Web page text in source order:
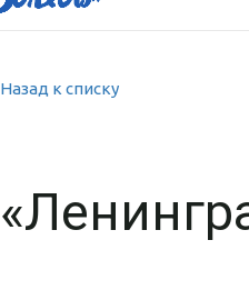
Назад к списку